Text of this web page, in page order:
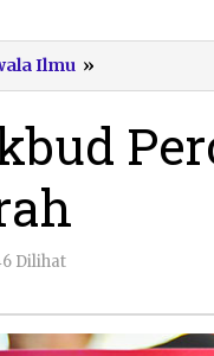
Ilmu »
Percepat
PIP
di
Dilihat